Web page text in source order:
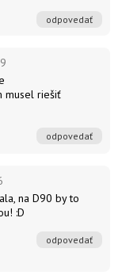
odpovedať
musel riešiť
odpovedať
na D90 by to
:D
odpovedať